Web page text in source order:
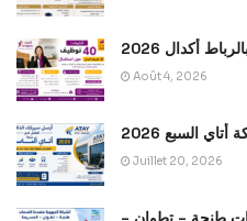
Août 4, 2026
السبع 2026
Juillet 20, 2026